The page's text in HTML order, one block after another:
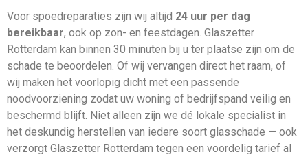
Voor spoedreparaties zijn wij altijd 24 uur per dag
bereikbaar, ook op zon- en feestdagen. Glaszetter
Rotterdam kan binnen 30 minuten bij u ter plaatse zijn om de
schade te beoordelen. Of wij vervangen direct het raam, of
wij maken het voorlopig dicht met een passende
noodvoorziening zodat uw woning of bedrijfspand veilig en
beschermd blijft. Niet alleen zijn we dé lokale specialist in
het deskundig herstellen van iedere soort glasschade — ook
verzorgt Glaszetter Rotterdam tegen een voordelig tarief al